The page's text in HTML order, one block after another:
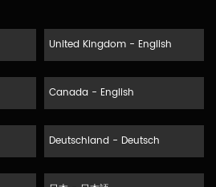
United Kingdom - English
Canada - English
Deutschland - Deutsch